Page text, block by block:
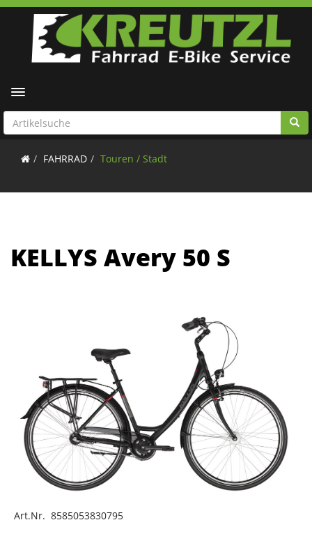
Toggle navigation
FAHRRAD Touren / Stadt
KELLYS Avery 50 S
Art.Nr. 8585053830795